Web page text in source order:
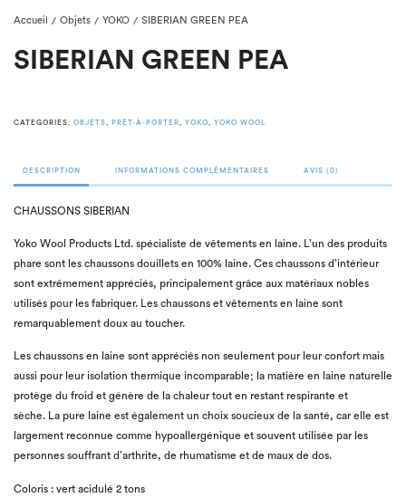
Accueil / Objets / YOKO / SIBERIAN GREEN PEA
SIBERIAN GREEN PEA
CATEGORIES: OBJETS, PRÊT-À-PORTER, YOKO, YOKO WOOL
DESCRIPTION INFORMATIONS COMPLÉMENTAIRES AVIS (0)
CHAUSSONS SIBERIAN
Yoko Wool Products Ltd. spécialiste de vêtements en laine. L’un des produits
phare sont les chaussons douillets en 100% laine. Ces chaussons d’intérieur
sont extrêmement appréciés, principalement grâce aux matériaux nobles
utilisés pour les fabriquer. Les chaussons et vêtements en laine sont
remarquablement doux au toucher.
Les chaussons en laine sont appréciés non seulement pour leur confort mais
aussi pour leur isolation thermique incomparable; la matière en laine naturelle
protège du froid et génère de la chaleur tout en restant respirante et
sèche. La pure laine est également un choix soucieux de la santé, car elle est
largement reconnue comme hypoallergénique et souvent utilisée par les
personnes souffrant d’arthrite, de rhumatisme et de maux de dos.
Coloris : vert acidulé 2 tons